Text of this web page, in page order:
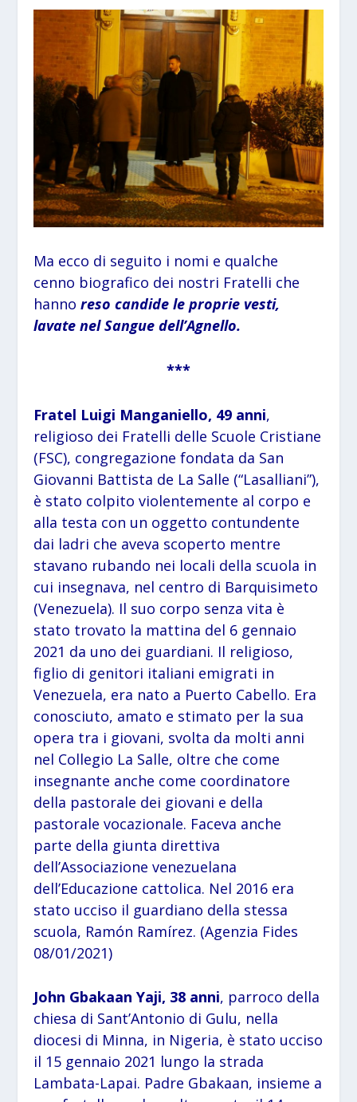
Ma ecco di seguito i nomi e qualche
cenno biografico dei nostri Fratelli che
hanno reso candide le proprie vesti,
lavate nel Sangue dell’Agnello.
***
Fratel Luigi Manganiello, 49 anni,
religioso dei Fratelli delle Scuole Cristiane
(FSC), congregazione fondata da San
Giovanni Battista de La Salle (“Lasalliani”),
è stato colpito violentemente al corpo e
alla testa con un oggetto contundente
dai ladri che aveva scoperto mentre
stavano rubando nei locali della scuola in
cui insegnava, nel centro di Barquisimeto
(Venezuela). Il suo corpo senza vita è
stato trovato la mattina del 6 gennaio
2021 da uno dei guardiani. Il religioso,
figlio di genitori italiani emigrati in
Venezuela, era nato a Puerto Cabello. Era
conosciuto, amato e stimato per la sua
opera tra i giovani, svolta da molti anni
nel Collegio La Salle, oltre che come
insegnante anche come coordinatore
della pastorale dei giovani e della
pastorale vocazionale. Faceva anche
parte della giunta direttiva
dell’Associazione venezuelana
dell’Educazione cattolica. Nel 2016 era
stato ucciso il guardiano della stessa
scuola, Ramón Ramírez. (Agenzia Fides
08/01/2021)
John Gbakaan Yaji, 38 anni, parroco della
chiesa di Sant’Antonio di Gulu, nella
diocesi di Minna, in Nigeria, è stato ucciso
il 15 gennaio 2021 lungo la strada
Lambata-Lapai. Padre Gbakaan, insieme a